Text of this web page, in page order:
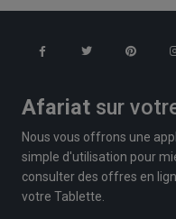
Afariat sur
Nous vous offrons une
simple d'utilisation pour
consulter des offres en
votre Tablette.